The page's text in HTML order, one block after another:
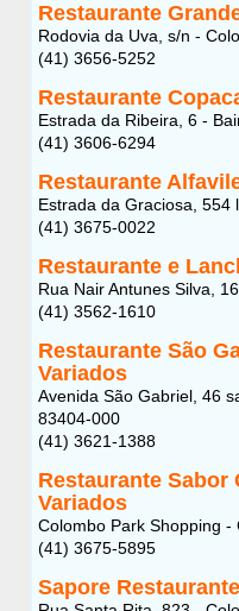
Restaurante
Rodovia da Uva, s/n -
(41) 3656-5252
Restaurante
Estrada da Ribeira, 6 -
(41) 3606-6294
Restaurante
Estrada da Graciosa, 554
(41) 3675-0022
Restaurante e
Rua Nair Antunes Silva,
(41) 3562-1610
Restaurante São
Variados
Avenida São Gabriel, 46
83404-000
(41) 3621-1388
Restaurante Sabor
Variados
Colombo Park Shopping -
(41) 3675-5895
Sapore